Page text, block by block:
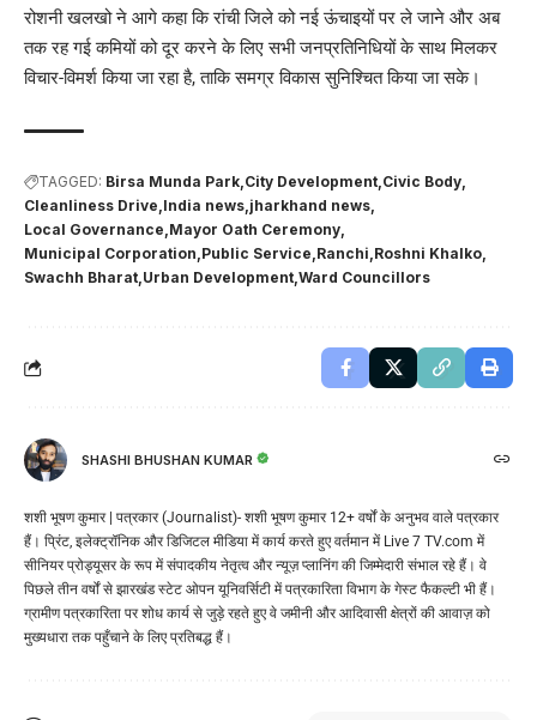
रोशनी खलखो ने आगे कहा कि रांची जिले को नई ऊंचाइयों पर ले जाने और अब
तक रह गई कमियों को दूर करने के लिए सभी जनप्रतिनिधियों के साथ मिलकर
विचार-विमर्श किया जा रहा है, ताकि समग्र विकास सुनिश्चित किया जा सके।
TAGGED: Birsa Munda Park City Development Civic Body
Cleanliness Drive India news jharkhand news
Local Governance Mayor Oath Ceremony
Municipal Corporation Public Service Ranchi Roshni Khalko
Swachh Bharat Urban Development Ward Councillors
SHASHI BHUSHAN KUMAR
शशी भूषण कुमार | पत्रकार (Journalist)- शशी भूषण कुमार 12+ वर्षों के अनुभव वाले पत्रकार
हैं। प्रिंट, इलेक्ट्रॉनिक और डिजिटल मीडिया में कार्य करते हुए वर्तमान में Live 7 TV.com में
सीनियर प्रोड्यूसर के रूप में संपादकीय नेतृत्व और न्यूज़ प्लानिंग की जिम्मेदारी संभाल रहे हैं। वे
पिछले तीन वर्षों से झारखंड स्टेट ओपन यूनिवर्सिटी में पत्रकारिता विभाग के गेस्ट फैकल्टी भी हैं।
ग्रामीण पत्रकारिता पर शोध कार्य से जुड़े रहते हुए वे जमीनी और आदिवासी क्षेत्रों की आवाज़ को
मुख्यधारा तक पहुँचाने के लिए प्रतिबद्ध हैं।